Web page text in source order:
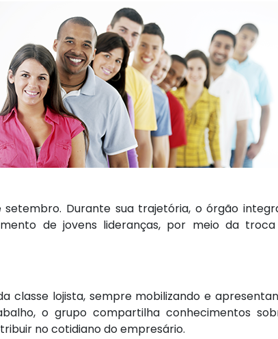
Durante sua trajetória, o órgão
de jovens lideranças, por meio da
classe lojista, sempre mobilizando e
o grupo compartilha conhecimentos
no cotidiano do empresário.